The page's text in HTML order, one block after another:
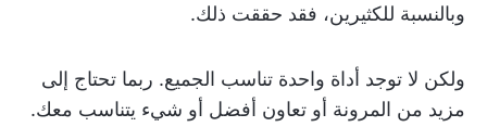
وبالنسبة للكثيرين، فقد حققت ذلك.
ولكن لا توجد أداة واحدة تناسب الجميع. ربما تحتاج إلى
مزيد من المرونة أو تعاون أفضل أو شيء يتناسب معك.